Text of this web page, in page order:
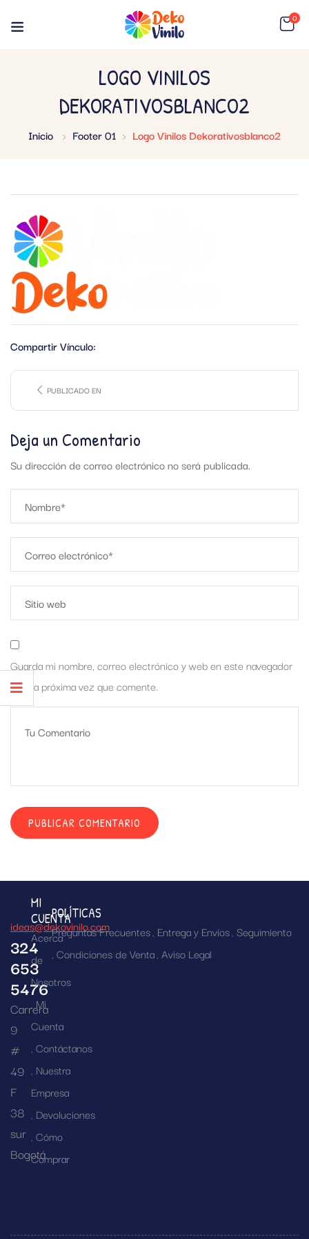
0
LOGO VINILOS
DEKORATIVOSBLANCO2
Inicio Footer 01 Logo Vinilos Dekorativosblanco2
Compartir Vínculo:
PUBLICADO EN
Deja un Comentario
Su dirección de correo electrónico no será publicada.
Guarda mi nombre, correo electrónico y web en este navegador
para la próxima vez que comente.
ideas@dekovinilo.com
324
653
5476
Carrera
9
#
49
F
38
sur
Bogotá
MI
CUENTA
Acerca
de
Nosotros
Mi
Cuenta
Contáctanos
Nuestra
Empresa
Devoluciones
Cómo
Comprar
POLÍTICAS
Preguntas Frecuentes Entrega y Envíos Seguimiento
Condiciones de Venta Aviso Legal